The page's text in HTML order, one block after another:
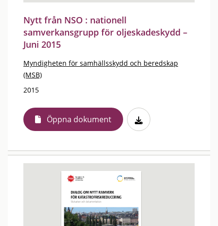
Nytt från NSO : nationell
samverkansgrupp för oljeskadeskydd –
Juni 2015
Myndigheten för samhällsskydd och beredskap
(MSB)
2015
Öppna dokument